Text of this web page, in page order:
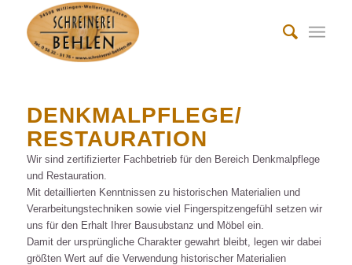
DENKMALPFLEGE/
RESTAURATION
Wir sind zertifizierter Fachbetrieb für den Bereich Denkmalpflege
und Restauration.
Mit detaillierten Kenntnissen zu historischen Materialien und
Verarbeitungstechniken sowie viel Fingerspitzengefühl setzen wir
uns für den Erhalt Ihrer Bausubstanz und Möbel ein.
Damit der ursprüngliche Charakter gewahrt bleibt, legen wir dabei
größten Wert auf die Verwendung historischer Materialien